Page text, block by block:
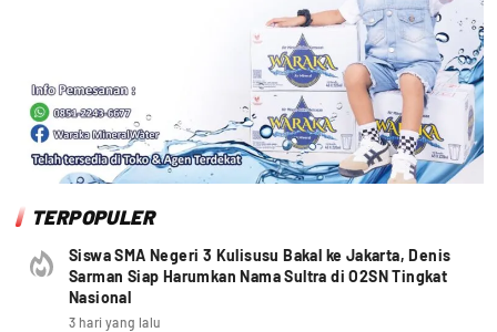
TERPOPULER
Siswa SMA Negeri 3 Kulisusu Bakal ke Jakarta, Denis
Sarman Siap Harumkan Nama Sultra di O2SN Tingkat
Nasional
3 hari yang lalu